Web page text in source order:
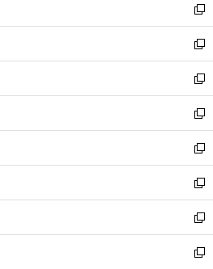
く
新
し
い
ウ
ィ
ン
ド
ウ
で
開
く
新
し
い
ウ
ィ
ン
ド
ウ
で
開
く
新
し
い
ウ
ィ
ン
ド
ウ
で
開
く
新
し
い
ウ
ィ
ン
ド
ウ
で
新
し
い
ウ
ィ
ン
ド
新
し
い
ウ
ィ
新
し
い
新